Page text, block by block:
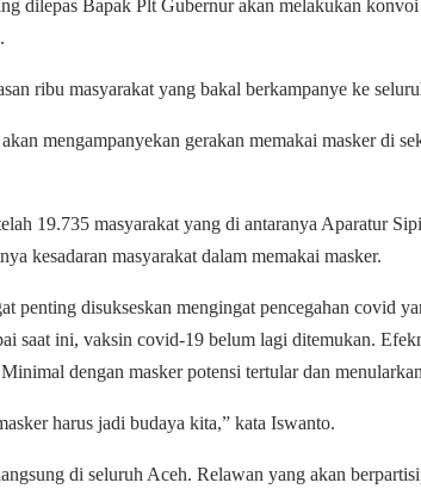
dilepas Bapak Plt Gubernur akan melakukan
ribu masyarakat yang bakal berkampanye ke
mengampanyekan gerakan memakai masker di
19.735 masyarakat yang di antaranya Aparatur
kesadaran masyarakat dalam memakai masker.
penting disukseskan mengingat pencegahan covid
saat ini, vaksin covid-19 belum lagi ditemukan.
dengan masker potensi tertular dan
harus jadi budaya kita,” kata Iswanto.
di seluruh Aceh. Relawan yang akan